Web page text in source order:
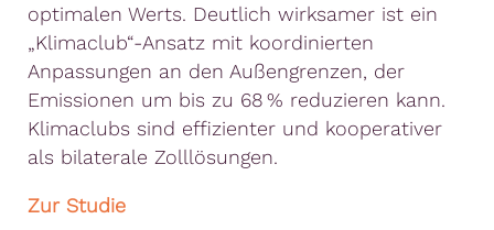
optimalen Werts. Deutlich wirksamer ist ein
„Klimaclub“-Ansatz mit koordinierten
Anpassungen an den Außengrenzen, der
Emissionen um bis zu 68 % reduzieren kann.
Klimaclubs sind effizienter und kooperativer
als bilaterale Zolllösungen.
Zur Studie